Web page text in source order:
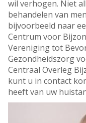
wil verhogen. Niet
behandelen van
bijvoorbeeld naar
Centrum voor
Vereniging tot
Gezondheidszorg
Centraal Overleg
kunt u in contact
heeft van uw